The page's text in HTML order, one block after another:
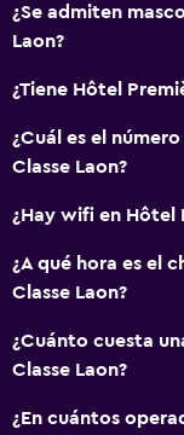
¿Se admiten
Laon?
¿Tiene Hôtel
¿Cuál es el
Classe Laon?
¿Hay wifi en Hôtel
¿A qué hora es el
Classe Laon?
¿Cuánto cuesta
Classe Laon?
¿En cuántos